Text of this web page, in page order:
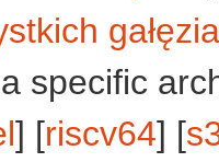
specific
] [riscv64] [